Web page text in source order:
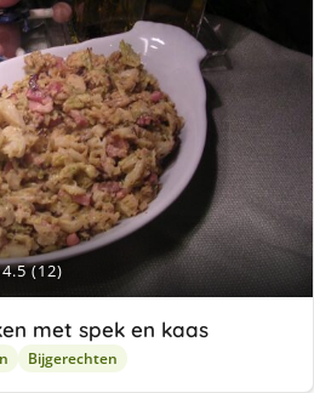
4.5 (12)
met spek en kaas
Bijgerechten